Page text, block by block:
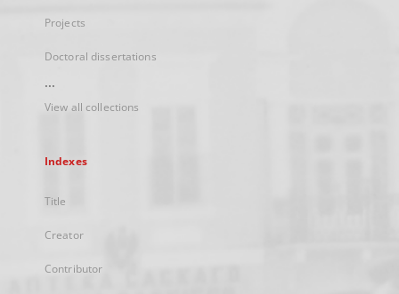
Projects
Doctoral dissertations
...
View all collections
Indexes
Title
Creator
Contributor